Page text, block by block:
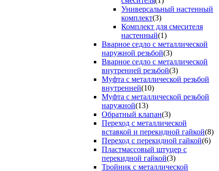
Универсальный настенный
комплект(3)
Комплект для смесителя
настенный(1)
Вварное седло с металлической
наружной резьбой(3)
Вварное седло с металлической
внутренней резьбой(3)
Муфта с металлической резьбой
внутренней(10)
Муфта с металлической резьбой
наружной(13)
Обратный клапан(3)
Переход с металлической
вставкой и перекидной гайкой(8)
Переход с перекидной гайкой(6)
Пластмассовый штуцер с
перекидной гайкой(3)
Тройник с металлической